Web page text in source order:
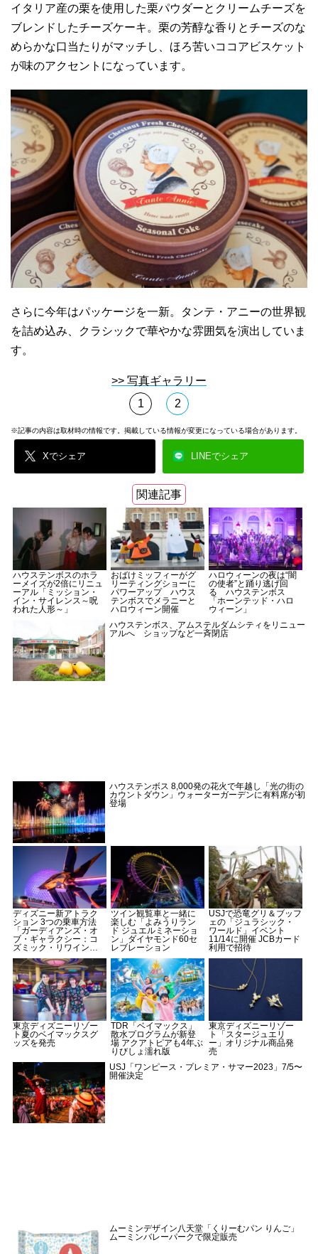
イタリア産の栗を使用した栗パウダーとクリームチーズを
ブレンドしたチーズケーキ。栗の芳醇な香りとチーズのな
めらかな口当たりがマッチし、ほろ苦いココアビスケット
が味のアクセントになっています。
さらに今年はパッケージを一新。タンテ・アニーの世界観
を詰め込み、クラシックで華やかな雰囲気を演出していま
す。
>> 写真ギャラリー
1
2
※記事の内容は取材時の情報です。掲載している情報が変更になっている場合があります。
Xでシェア LINEでシェア
関連記事
ハウステンボスのホラ
ーメイズが2倍にリニュ
ーアル「ミッション・
イン・サイレンス～呪
われた人形～」
おばけミッフィーがグ
リーティングショーに
パワーアップ ハウス
テンボスでメラニーと
ハロウィーン開催
ハロウィーンの夜は“闇
の使者”と踊り逃げ回
る ハウステンボス
「ホーンテッド・ハロ
ウィーン」
ハウステンボス、アムステルダムシティをリニュー
アルへ ショップなど一斉閉店
ハウステンボス 8,000発の花火で年越し「光の街の
カウントダウン」ウォーターガーデンに有料席が初
登場
ディズニー新アトラク
ション 3つの乗車方法
「ガーディアンズ・オ
ブ・ギャラクシー：コ
ズミック・リワイン
ド」
ツイン観覧車と一緒に
楽しむ「よみうりラン
ド ジュエルミネーショ
ン」ダイヤモンド60セ
レブレーション
USJで恐竜グリ＆ブッフ
ェの「ジュラシック・
ワールド」イベント
11/14に開催 JCBカード
利用で招待
東京ディズニーリゾー
ト夏のベイマックスグ
ッズを発売
TDR「ベイマックス」
散水プログラムが新登
場 アクアトピアも4年ぶ
りびしょ濡れ版
東京ディズニーリゾー
ト「スタージュエリ
ー」オリジナル商品発
売
USJ「ワンピース・プレミア・サマー2023」7/5〜
開催決定
ムーミンデザイン八天堂「くりーむパン りんご」
ムーミンバレーパークで限定販売